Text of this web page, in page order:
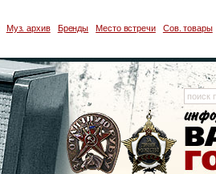
Муз. архив Бренды Место встречи Сов. товары